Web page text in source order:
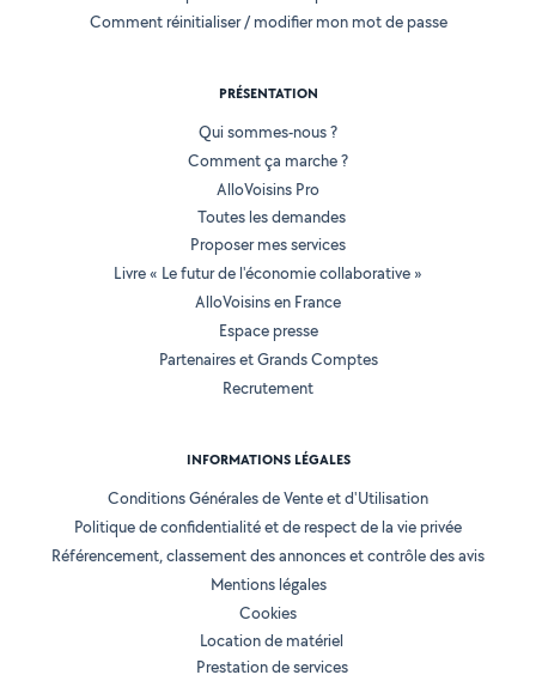
Comment réinitialiser / modifier mon mot de passe
PRÉSENTATION
Qui sommes-nous ?
Comment ça marche ?
AlloVoisins Pro
Toutes les demandes
Proposer mes services
Livre « Le futur de l'économie collaborative »
AlloVoisins en France
Espace presse
Partenaires et Grands Comptes
Recrutement
INFORMATIONS LÉGALES
Conditions Générales de Vente et d'Utilisation
Politique de confidentialité et de respect de la vie privée
Référencement, classement des annonces et contrôle des avis
Mentions légales
Cookies
Location de matériel
Prestation de services